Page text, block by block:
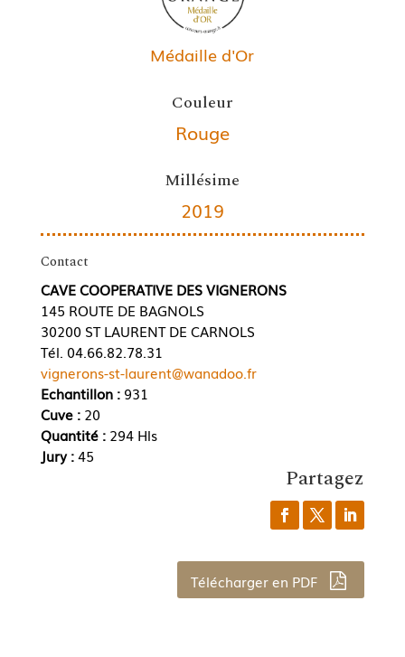
Médaille d'Or
Couleur
Rouge
Millésime
2019
Contact
CAVE COOPERATIVE DES VIGNERONS
145 ROUTE DE BAGNOLS
30200 ST LAURENT DE CARNOLS
Tél. 04.66.82.78.31
vignerons-st-laurent@wanadoo.fr
Echantillon :931
Cuve : 20
Quantité : 294 Hls
Jury :45
Partagez
Télécharger en PDF